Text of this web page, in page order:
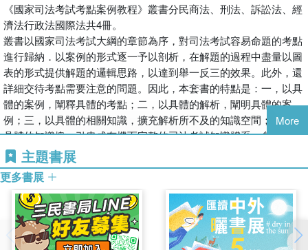
《國家司法考試考點案例教程》叢書分民商法、刑法、訴訟法、經
濟法行政法國際法共4冊。
叢書以國家司法考試大綱的章節為序，對司法考試容易命題的考點
進行歸納．以案例的形式逐一予以剖析，在解題的過程中盡量以圖
表的形式提供解題的邏輯思路，以達到舉一反三的效果。此外，還
詳細交待考點需要注意的問題。因此，本套書的特點是：一，以具
體的案例，闡釋具體的考點；二，以具體的解析，闡明具體的案
例；三，以具體的相關知識，擴充解析所不及的知識空間；四，以
具體的知識塊，引串成有機而完整的司法考試知識體系。參與本套
教程編寫的人員，都是對司法考試作長期研究并多年或多次參與司
法考試輔導的各專業法學博士，分別來自中國人民大學、中國政法
大學、北京大學，對本專業知識的多年精研，保證了本套教程的專
業精確性；對司法考試輔導的豐富參與，保證了本套教程對司法考
試的貼近性。
More
主題書展
更多書展